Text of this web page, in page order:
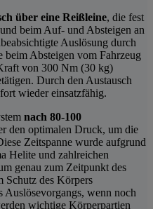
über eine Reißleine, die fest
beim Auf- und Absteigen an
Auslösung durch
beim Absteigen vom Fahrzeug
von 300 Nm (30 kg)
Durch den Austausch
wieder einsatzfähig.
nach 80-100
den optimalen Druck, um die
Zeitspanne wurde aufgrund
Helite und zahlreichen
genau zum Zeitpunkt des
Schutz des Körpers
Auslösevorgangs, wenn noch
wichtige Körperpartien